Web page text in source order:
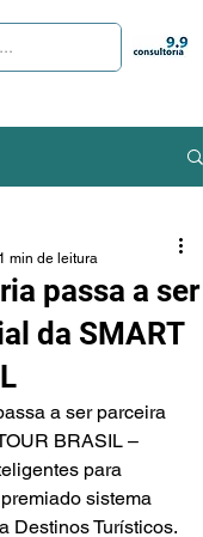
passa a ser
da SMART
1 min de leitura
a ser parceira
BRASIL –
para
sistema
Destinos Turísticos.